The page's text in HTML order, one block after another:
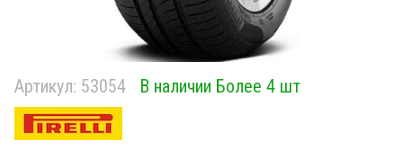
Артикул: 53054 В наличии Более 4 шт